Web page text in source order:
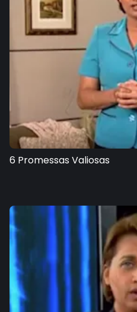
6 Promessas Valiosas